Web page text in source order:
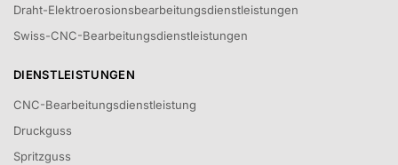
Draht-Elektroerosionsbearbeitungsdienstleistungen
Swiss-CNC-Bearbeitungsdienstleistungen
DIENSTLEISTUNGEN
CNC-Bearbeitungsdienstleistung
Druckguss
Spritzguss